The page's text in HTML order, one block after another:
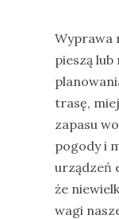
Wyprawa
pieszą
trasę,
zapasu
pogody i
urządzeń
że
wagi